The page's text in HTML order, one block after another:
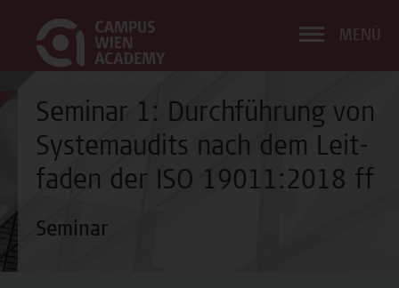
MENÜ
Seminar 1: Durchführung von
Systemaudits nach dem Leit-
faden der ISO 19011:2018 ff
Seminar